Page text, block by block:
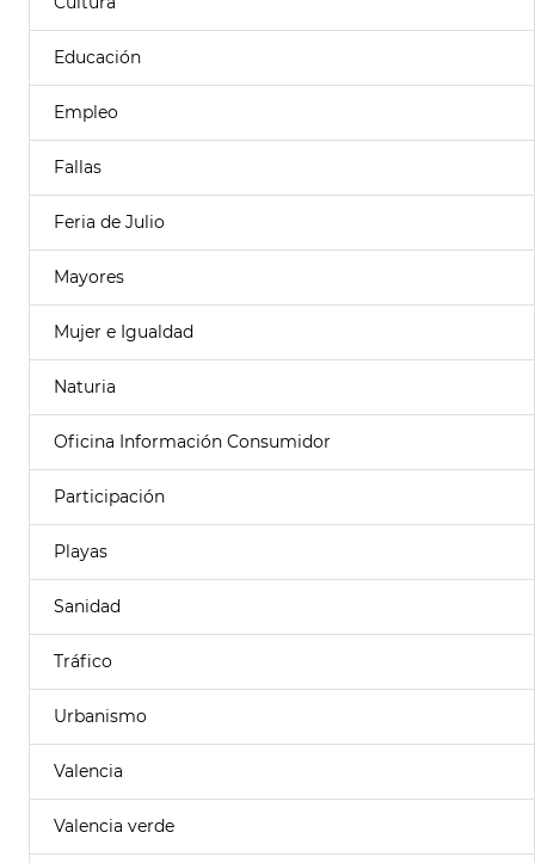
Educación
Empleo
Fallas
Feria de Julio
Mayores
Mujer e Igualdad
Naturia
Oficina Información Consumidor
Participación
Playas
Sanidad
Tráfico
Urbanismo
Valencia
Valencia verde